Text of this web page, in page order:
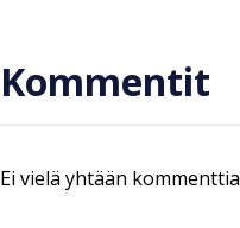
Kommentit
Ei vielä yhtään kommenttia